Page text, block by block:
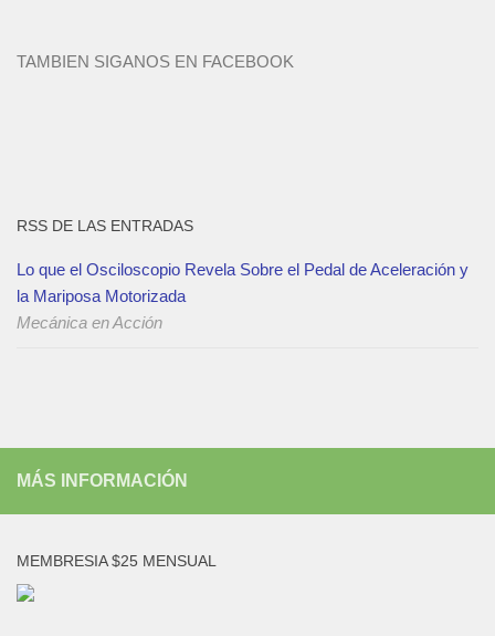
TAMBIEN SIGANOS EN FACEBOOK
RSS DE LAS ENTRADAS
Lo que el Osciloscopio Revela Sobre el Pedal de Aceleración y
la Mariposa Motorizada
Mecánica en Acción
MÁS INFORMACIÓN
MEMBRESIA $25 MENSUAL